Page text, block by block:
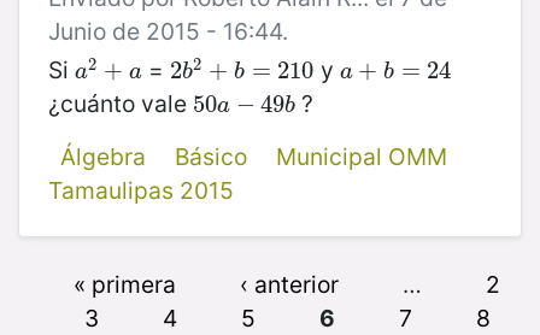
Junio de 2015 - 16:44.
Si a2 + a
a2 +a = 2b2 + b = 210
2b2+ b=210 y a + b = 24
a+b = 24
¿cuánto vale 50a − 49b
50a −49b ?
Álgebra
Básico
Municipal OMM
Tamaulipas 2015
« primera ‹ anterior …
2
3
4 5 6 7
8